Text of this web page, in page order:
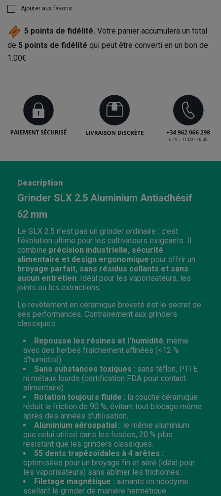
Ajouter aux favoris
5 points de fidélité. Votre panier accumulera un total
de 5 points de fidélité qui peut être converti en un bon de
1.00€
Description
Grinder SLX 2.5 Aluminium Antiadhésif
62 mm
Le SLX 2.5 n'est pas un grinder ordinaire : c'est
l'évolution ultime pour les cultivateurs exigeants. Il
combine précision industrielle, sécurité
alimentaire et design ergonomique pour offrir un
broyage parfait, sans résidus collants et sans
aucun entretien . Idéal pour les vaporisateurs, les
joints ou les extractions.
Le revêtement en céramique breveté est le secret de
ses performances. Contrairement aux grinders
classiques :
Repousse les résines et l'humidité, même
avec des herbes fraîchement affinées (<12 %
d'humidité).
Sans substances toxiques : sans téflon, PTFE
ni métaux lourds (certification FDA pour contact
alimentaire).
Rotation toujours fluide : la couche céramique
réduit la friction de 90 %, évitant tout blocage même
après des années d'utilisation.
Aluminium aérospatial : le même aluminium
que celui utilisé dans les fusées, 20 % plus
résistant que les grinders classiques.
55 dents trapézoïdales à 4 arêtes :
optimisées pour un broyage fin et aéré (idéal pour
les vaporisateurs) sans abîmer les trichomes.
Filetage magnétique : aimants en néodyme
scellant le grinder de manière hermétique.